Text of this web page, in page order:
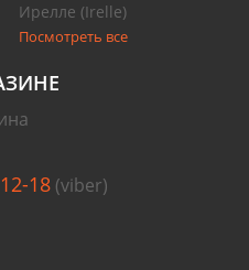
Ирелле (Irelle)
Посмотреть все
18 (viber)